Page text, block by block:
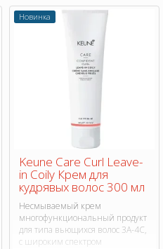
Новинка
Keune Care Curl Leave-
in Coily Крем для
кудрявых волос 300 мл
Несмываемый крем
многофункциональный продукт
для типа вьющихся волос 3A-4C,
с широким спектром